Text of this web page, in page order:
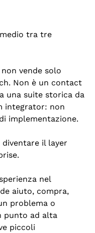
tra tre
vende solo
Non è un contact
una suite storica da
integrator: non
implementazione.
il layer
nel
aiuto, compra,
problema o
punto ad alta
piccoli